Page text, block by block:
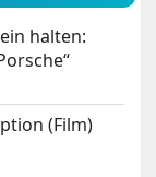
halten:
(Film)